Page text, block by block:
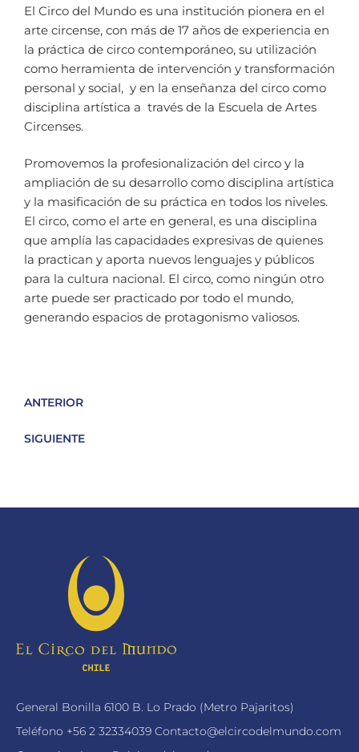
El Circo del Mundo es una institución pionera en el
arte circense, con más de 17 años de experiencia en
la práctica de circo contemporáneo, su utilización
como herramienta de intervención y transformación
personal y social, y en la enseñanza del circo como
disciplina artística a través de la Escuela de Artes
Circenses.
Promovemos la profesionalización del circo y la
ampliación de su desarrollo como disciplina artística
y la masificación de su práctica en todos los niveles.
El circo, como el arte en general, es una disciplina
que amplía las capacidades expresivas de quienes
la practican y aporta nuevos lenguajes y públicos
para la cultura nacional. El circo, como ningún otro
arte puede ser practicado por todo el mundo,
generando espacios de protagonismo valiosos.
ANTERIOR
SIGUIENTE
General Bonilla 6100 B. Lo Prado (Metro Pajaritos)
Teléfono +56 2 32334039 Contacto@elcircodelmundo.com